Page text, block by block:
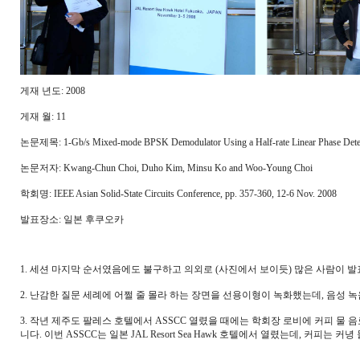
게재 년도: 2008
게재 월: 11
논문제목: 1-Gb/s Mixed-mode BPSK Demodulator Using a Half-rate Linear Phase
논문저자: Kwang-Chun Choi, Duho Kim, Minsu Ko and Woo-Young Choi
학회명: IEEE Asian Solid-State Circuits Conference, pp. 357-360, 12-6 Nov. 2008
발표장소: 일본 후쿠오카
1. 세션 마지막 순서였음에도 불구하고 의외로 (사진에서 보이듯) 많은 사람이
2. 난감한 질문 세례에 어쩔 줄 몰라 하는 장면을 선용이형이 녹화했는데, 음성
3. 작년 제주도 팔레스 호텔에서 ASSCC 열렸을 때에는 학회장 로비에 커피 물
니다. 이번 ASSCC는 일본 JAL Resort Sea Hawk 호텔에서 열렸는데, 커피는 커